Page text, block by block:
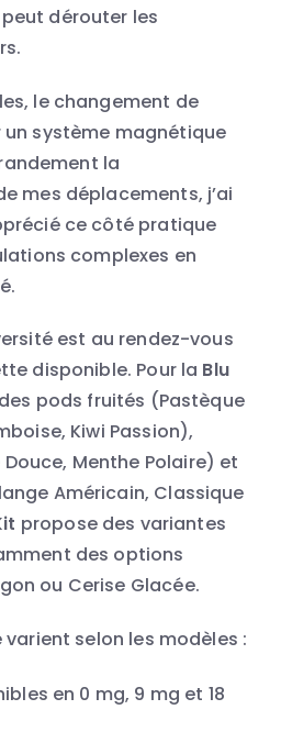
dérouter les
le changement de
un système magnétique
la
mes déplacements, j’ai
ce côté pratique
complexes en
est au rendez-vous
disponible. Pour la Blu
pods fruités (Pastèque
Kiwi Passion),
Menthe Polaire) et
Américain, Classique
propose des variantes
des options
ou Cerise Glacée.
selon les modèles :
en 0 mg, 9 mg et 18